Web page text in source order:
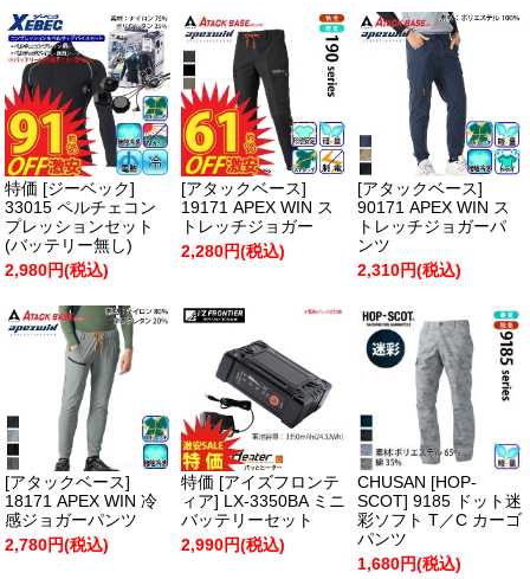
特価 [ジーベック]
33015 ペルチェコン
プレッションセット
(バッテリー無し)
2,980円(税込)
[アタックベース]
19171 APEX WIN ス
トレッチジョガー
2,280円(税込)
[アタックベース]
90171 APEX WIN ス
トレッチジョガーパ
ンツ
2,310円(税込)
[アタックベース]
18171 APEX WIN 冷
感ジョガーパンツ
2,780円(税込)
特価 [アイズフロンテ
ィア] LX-3350BA ミニ
バッテリーセット
2,990円(税込)
CHUSAN [HOP-
SCOT] 9185 ドット迷
彩ソフト T／C カーゴ
パンツ
1,680円(税込)